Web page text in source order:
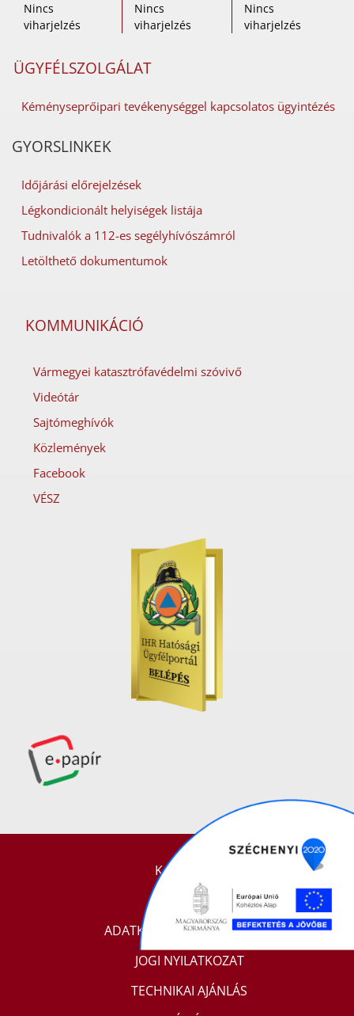
Nincs
viharjelzés
Nincs
viharjelzés
Nincs
viharjelzés
ÜGYFÉLSZOLGÁLAT
Kéményseprőipari tevékenységgel kapcsolatos ügyintézés
GYORSLINKEK
Időjárási előrejelzések
Légkondicionált helyiségek listája
Tudnivalók a 112-es segélyhívószámról
Letölthető dokumentumok
KOMMUNIKÁCIÓ
Vármegyei katasztrófavédelmi szóvivő
Videótár
Sajtómeghívók
Közlemények
Facebook
VÉSZ
KAPCSOLAT
IMPRESSZUM
ADATKEZELÉSI TÁJÉKOZTATÓ
JOGI NYILATKOZAT
TECHNIKAI AJÁNLÁS